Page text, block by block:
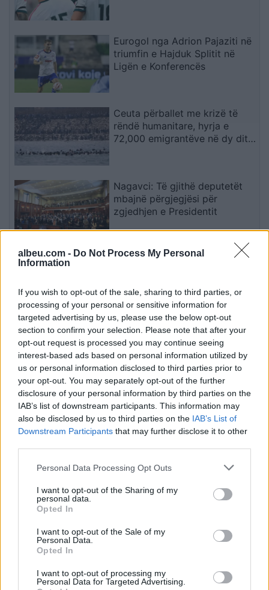
albeu.com - Do Not Process My Personal
Information
If you wish to opt-out of the sale, sharing to third parties, or
processing of your personal or sensitive information for
targeted advertising by us, please use the below opt-out
section to confirm your selection. Please note that after your
opt-out request is processed you may continue seeing
interest-based ads based on personal information utilized by
us or personal information disclosed to third parties prior to
your opt-out. You may separately opt-out of the further
disclosure of your personal information by third parties on the
IAB’s list of downstream participants. This information may
also be disclosed by us to third parties on the IAB’s List of
Downstream Participants that may further disclose it to other
Personal Data Processing Opt Outs
I want to opt-out of the Sharing of my
personal data.
Opted In
I want to opt-out of the Sale of my
Personal Data.
Opted In
I want to opt-out of processing my
Personal Data for Targeted Advertising.
Eurogol nga Adrion Pajaziti në
triumfin e Hajduk Splitit në
Ligën e Konferencës
Ceuta përballet me krizë të
rëndë humanitare, hyrja e
72,000 emigrantëve në dy ditë
Nagavci: Të gjithë deputetët
mbajnë përgjegjësi për
zgjedhjen e Presidentit
Universiteti i Prizrenit mirëpret
Ndërkombëtare
Esim for Global
for Turkey|Esim for Germany|Esim for Greece |